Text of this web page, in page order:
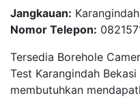
Jangkauan:
Nomor Telepon:
Tersedia Borehole
Test Karangindah
membutuhkan